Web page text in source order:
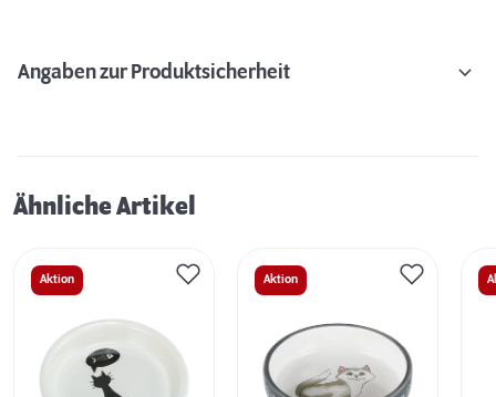
Angaben zur Produktsicherheit
Ähnliche Artikel
Aktion Aktion